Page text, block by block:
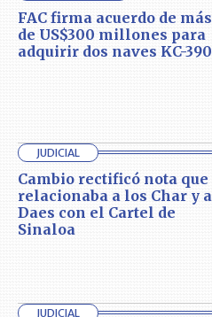
FAC firma acuerdo de más
de US$300 millones para
adquirir dos naves KC-390
JUDICIAL
Cambio rectificó nota que
relacionaba a los Char y a
Daes con el Cartel de
Sinaloa
JUDICIAL